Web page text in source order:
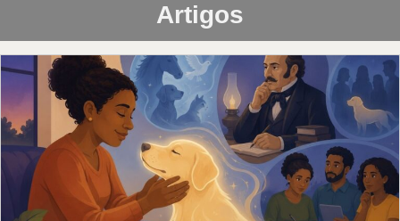
Artigos